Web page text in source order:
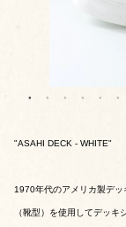
"ASAHI DECK - WHITE"
1970年代のアメリカ製デ
（靴型）を使用してデッキ